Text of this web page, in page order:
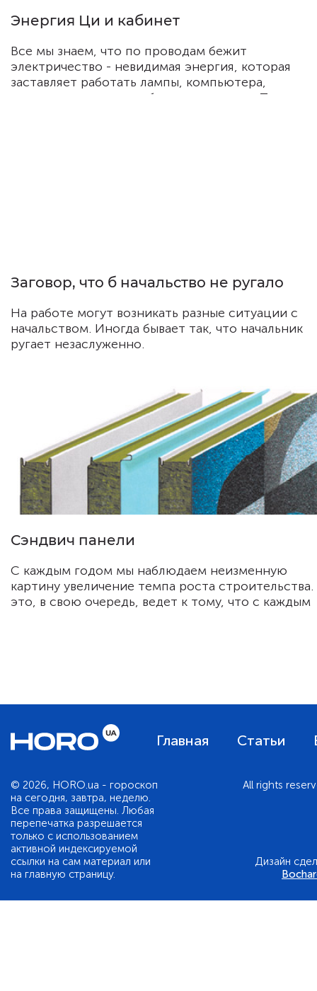
Энергия Ци и кабинет
Все мы знаем, что по проводам бежит
электричество - невидимая энергия, которая
заставляет работать лампы, компьютера,
телевизоры и прочую бытовую технику. Точно
Заговор, что б начальство не ругало
На работе могут возникать разные ситуации с
начальством. Иногда бывает так, что начальник
ругает незаслуженно.
Сэндвич панели
С каждым годом мы наблюдаем неизменную
картину увеличение темпа роста строительства.
это, в свою очередь, ведет к тому, что с каждым
Главная Статьи
© 2026, HORO.ua - гороскоп
на сегодня, завтра, неделю.
Все права защищены. Любая
перепечатка разрешается
только с использованием
активной индексируемой
ссылки на сам материал или
на главную страницу.
All rights
Дизайн